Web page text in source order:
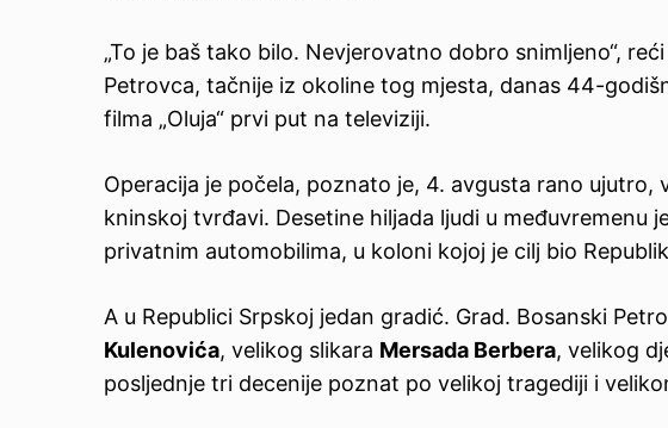
„To je baš tako bilo. Nevjerovatno dobro snimljeno“,
Petrovca, tačnije iz okoline tog mjesta, danas 44-
filma „Oluja“ prvi put na televiziji.
Operacija je počela, poznato je, 4. avgusta rano
kninskoj tvrđavi. Desetine hiljada ljudi u međuvremenu
privatnim automobilima, u koloni kojoj je cilj bio
A u Republici Srpskoj jedan gradić. Grad. Bosanski
Kulenovića, velikog slikara Mersada Berbera, velikog
posljednje tri decenije poznat po velikoj tragediji i